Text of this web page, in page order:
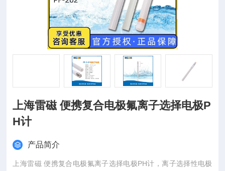
上海雷磁 便携复合电极氟离子选择电极P
H计
产品简介
上海雷磁 便携复合电极氟离子选择电极PH计，离子选择性电极